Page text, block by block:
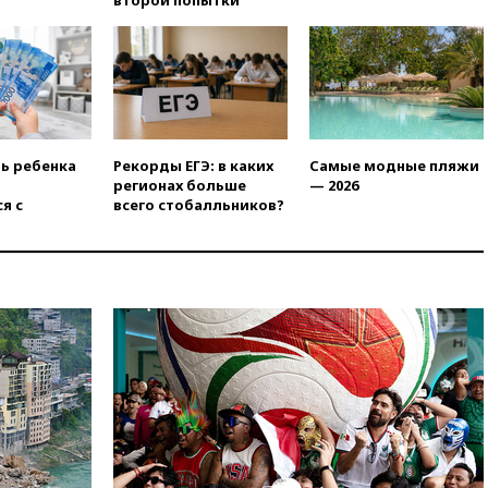
бесплатно
10:41
Бывшая глава брокера
Mind Money Юлия Хандошко
признала свою вину
Пашинян: Армения
одновременного членства в
ЕС и ЕАЭС
20 сотрудников пунктов
10:13Минтранс предлагает
тратить средства дорожных
фондов на защиту трасс от
БПЛА
09:56Хакеры нашли
документы об ударах ВСУ по
нефтяным терминалам в
России
ребенка
с
Рекорды ЕГЭ: в каких
регионах больше
всего стобалльников?
Самые модные пляжи
— 2026